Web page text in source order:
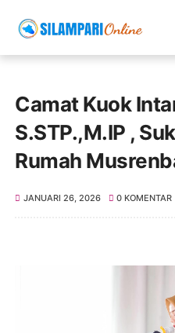
Camat Kuok
S.STP.,M.IP ,
Rumah
JANUARI 26, 2026 0 KOMENTAR